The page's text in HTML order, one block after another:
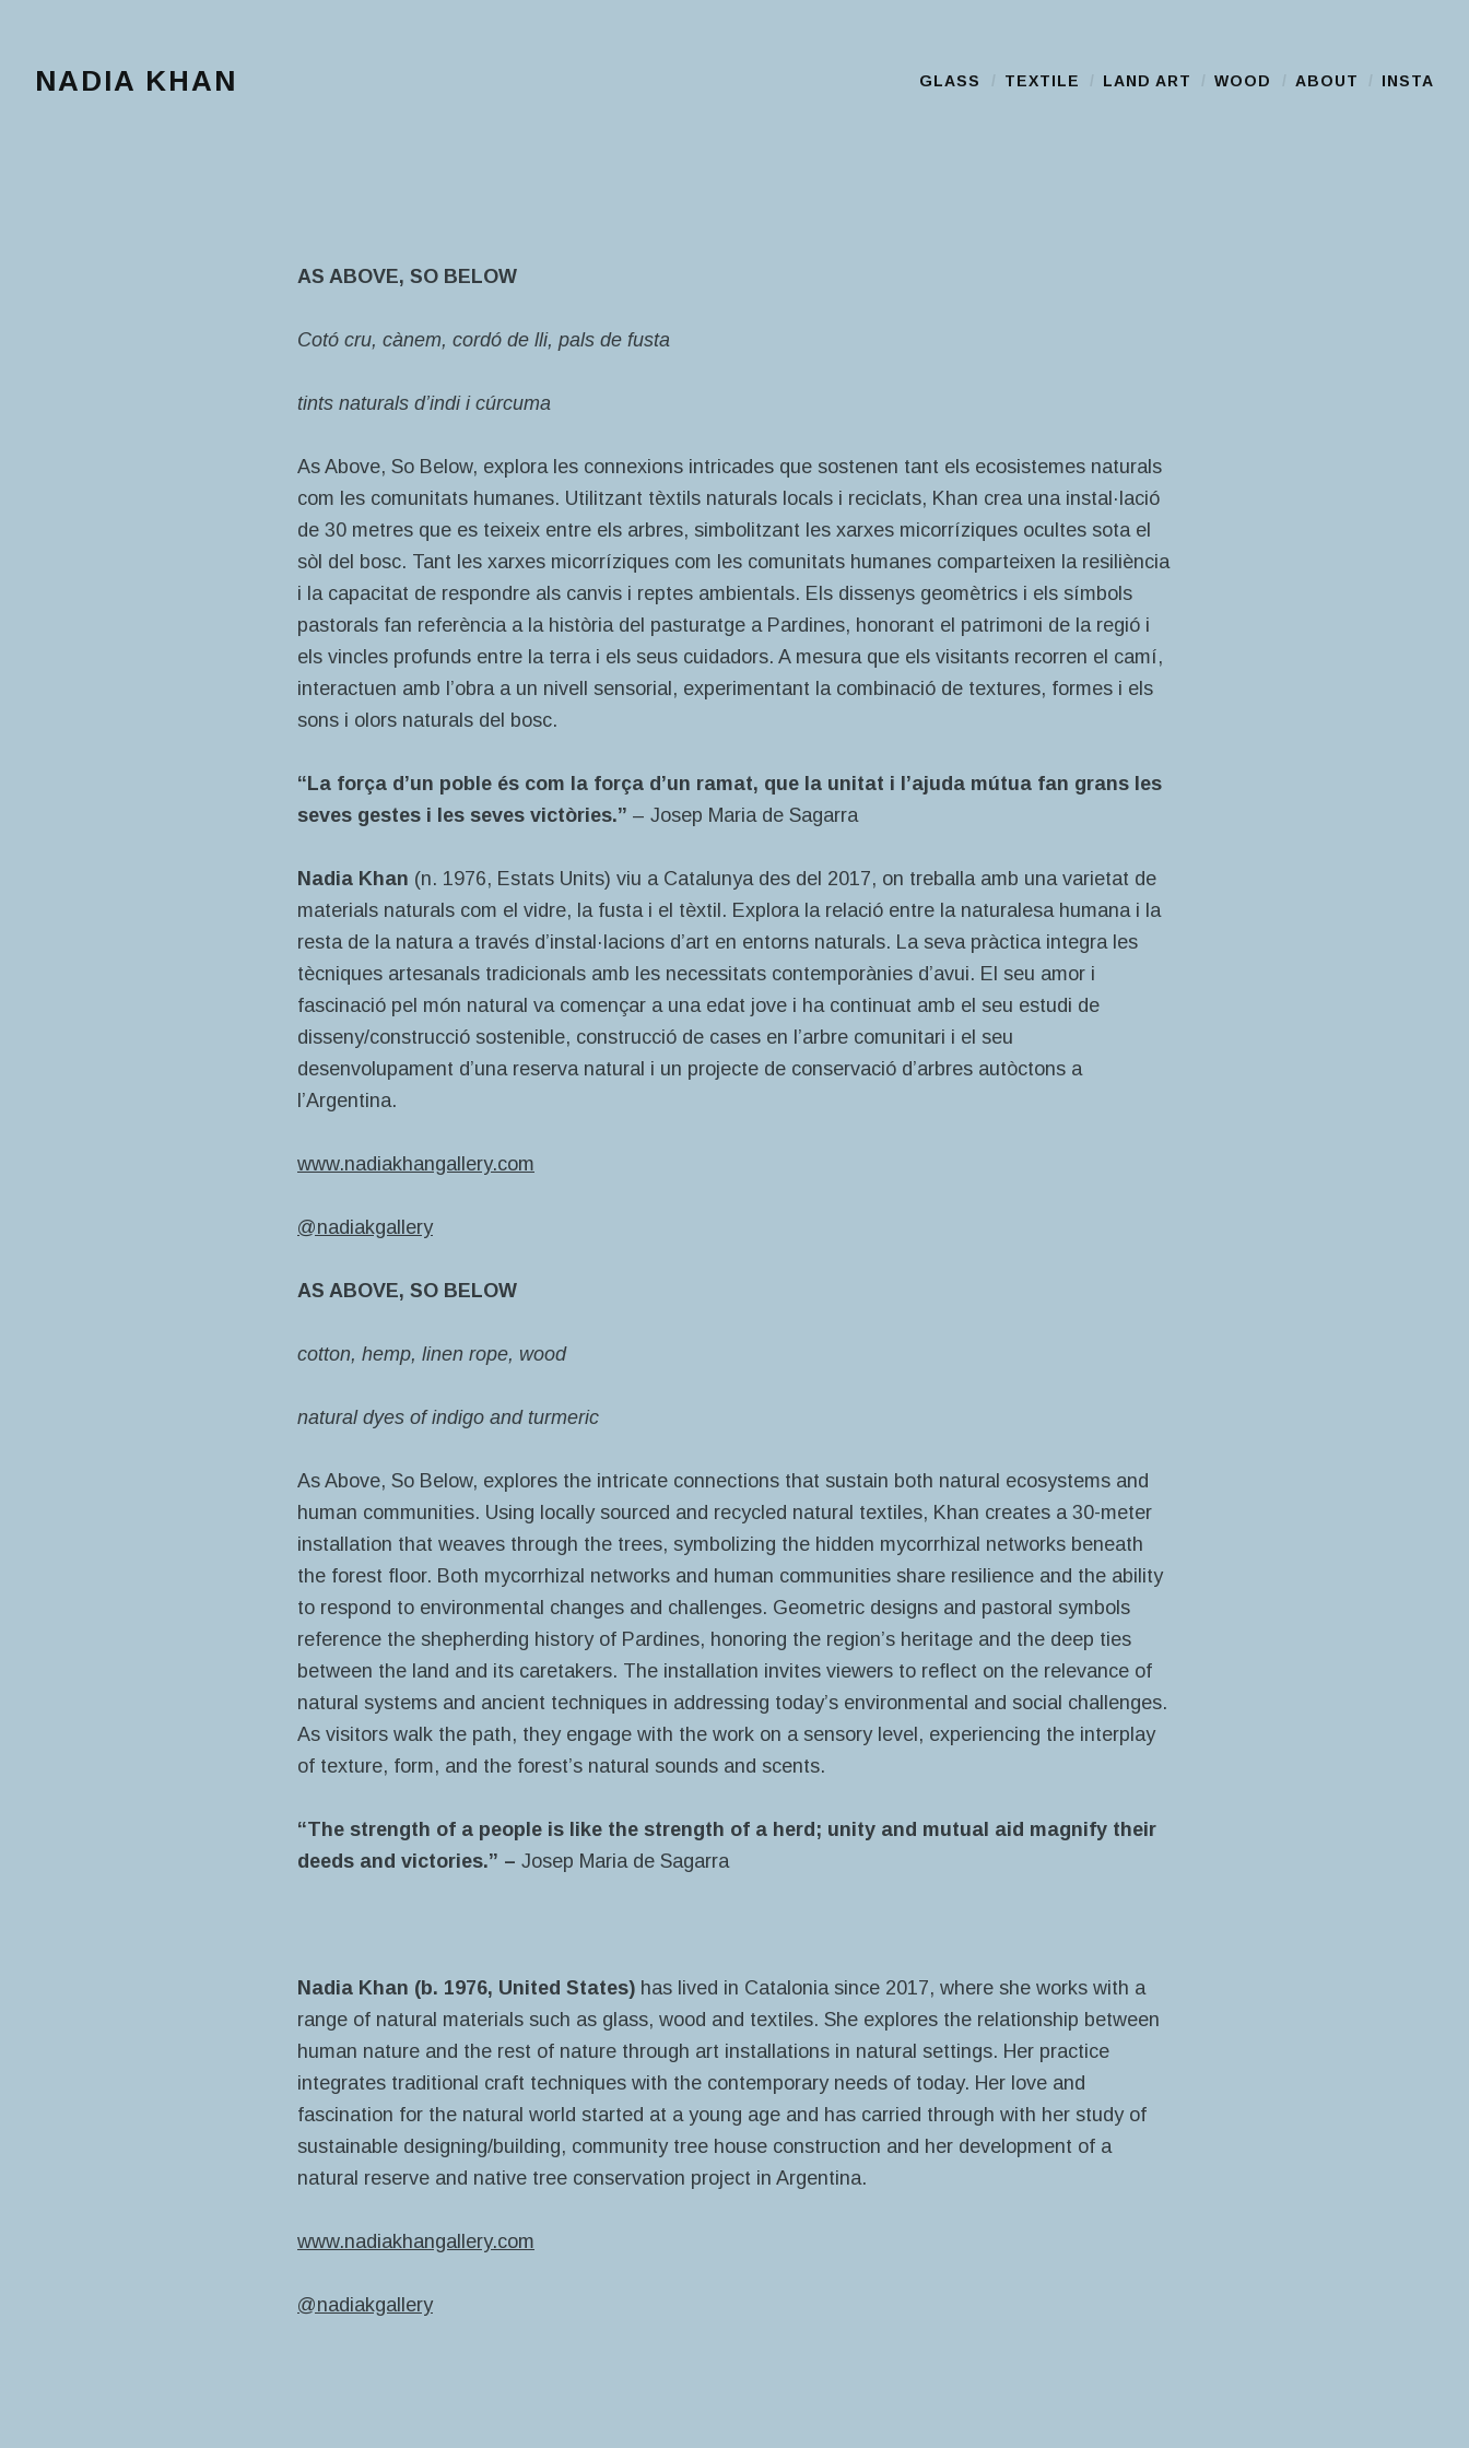
NADIA KHAN GLASS TEXTILE LAND ART WOOD ABOUT INSTA
AS ABOVE, SO BELOW
Cotó cru, cànem, cordó de lli, pals de fusta
tints naturals d’indi i cúrcuma
As Above, So Below, explora les connexions intricades que sostenen tant els ecosistemes naturals
com les comunitats humanes. Utilitzant tèxtils naturals locals i reciclats, Khan crea una instal·lació
de 30 metres que es teixeix entre els arbres, simbolitzant les xarxes micorríziques ocultes sota el
sòl del bosc. Tant les xarxes micorríziques com les comunitats humanes comparteixen la resiliència
i la capacitat de respondre als canvis i reptes ambientals. Els dissenys geomètrics i els símbols
pastorals fan referència a la història del pasturatge a Pardines, honorant el patrimoni de la regió i
els vincles profunds entre la terra i els seus cuidadors. A mesura que els visitants recorren el camí,
interactuen amb l’obra a un nivell sensorial, experimentant la combinació de textures, formes i els
sons i olors naturals del bosc.
“La força d’un poble és com la força d’un ramat, que la unitat i l’ajuda mútua fan grans les
seves gestes i les seves victòries.” – Josep Maria de Sagarra
Nadia Khan (n. 1976, Estats Units) viu a Catalunya des del 2017, on treballa amb una varietat de
materials naturals com el vidre, la fusta i el tèxtil. Explora la relació entre la naturalesa humana i la
resta de la natura a través d’instal·lacions d’art en entorns naturals. La seva pràctica integra les
tècniques artesanals tradicionals amb les necessitats contemporànies d’avui. El seu amor i
fascinació pel món natural va començar a una edat jove i ha continuat amb el seu estudi de
disseny/construcció sostenible, construcció de cases en l’arbre comunitari i el seu
desenvolupament d’una reserva natural i un projecte de conservació d’arbres autòctons a
l’Argentina.
www.nadiakhangallery.com
@nadiakgallery
AS ABOVE, SO BELOW
cotton, hemp, linen rope, wood
natural dyes of indigo and turmeric
As Above, So Below, explores the intricate connections that sustain both natural ecosystems and
human communities. Using locally sourced and recycled natural textiles, Khan creates a 30-meter
installation that weaves through the trees, symbolizing the hidden mycorrhizal networks beneath
the forest floor. Both mycorrhizal networks and human communities share resilience and the ability
to respond to environmental changes and challenges. Geometric designs and pastoral symbols
reference the shepherding history of Pardines, honoring the region’s heritage and the deep ties
between the land and its caretakers. The installation invites viewers to reflect on the relevance of
natural systems and ancient techniques in addressing today’s environmental and social challenges.
As visitors walk the path, they engage with the work on a sensory level, experiencing the interplay
of texture, form, and the forest’s natural sounds and scents.
“The strength of a people is like the strength of a herd; unity and mutual aid magnify their
deeds and victories.” – Josep Maria de Sagarra
Nadia Khan (b. 1976, United States) has lived in Catalonia since 2017, where she works with a
range of natural materials such as glass, wood and textiles. She explores the relationship between
human nature and the rest of nature through art installations in natural settings. Her practice
integrates traditional craft techniques with the contemporary needs of today. Her love and
fascination for the natural world started at a young age and has carried through with her study of
sustainable designing/building, community tree house construction and her development of a
natural reserve and native tree conservation project in Argentina.
www.nadiakhangallery.com
@nadiakgallery